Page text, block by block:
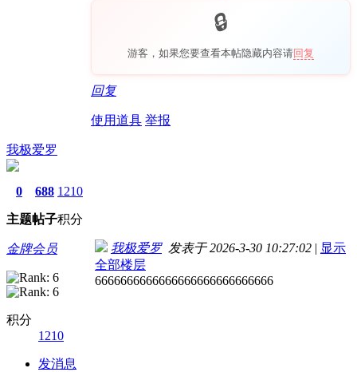
游客，如果您要查看本帖隐藏内容请回复
回复
使用道具 举报
我极爱罗
0
主题
688
帖子
1210
积分
金牌会员
积分
1210
发消息
我极爱罗发表于 2026-3-30 10:27:02 | 显示
全部楼层
6666666666666666666666666666